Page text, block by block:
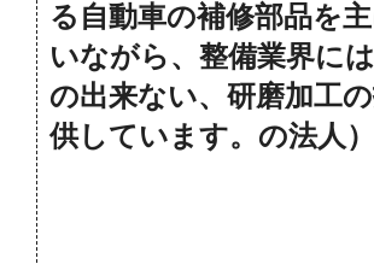
る自動車の補修部品を
いながら、整備業界に
の出来ない、研磨加工
供しています。の法人）